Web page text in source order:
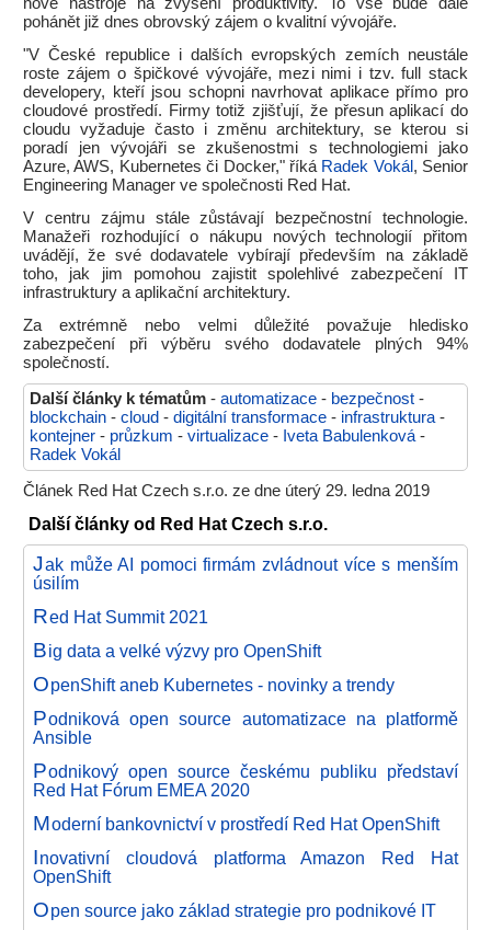
pohánět již dnes obrovský zájem o kvalitní vývojáře.
"V České republice i dalších evropských zemích neustále
roste zájem o špičkové vývojáře, mezi nimi i tzv. full stack
developery, kteří jsou schopni navrhovat aplikace přímo pro
cloudové prostředí. Firmy totiž zjišťují, že přesun aplikací do
cloudu vyžaduje často i změnu architektury, se kterou si
poradí jen vývojáři se zkušenostmi s technologiemi jako
Azure, AWS, Kubernetes či Docker," říká Radek Vokál , Senior
Engineering Manager ve společnosti Red Hat.
V centru zájmu stále zůstávají bezpečnostní technologie.
Manažeři rozhodující o nákupu nových technologií přitom
uvádějí, že své dodavatele vybírají především na základě
toho, jak jim pomohou zajistit spolehlivé zabezpečení IT
infrastruktury a aplikační architektury.
Za extrémně nebo velmi důležité považuje hledisko
zabezpečení při výběru svého dodavatele plných 94%
společností.
Další články k tématům - automatizace - bezpečnost -
blockchain - cloud - digitální transformace - infrastruktura -
kontejner - průzkum - virtualizace - Iveta Babulenková -
Radek Vokál
Článek Red Hat Czech s.r.o. ze dne úterý 29. ledna 2019
Další články od Red Hat Czech s.r.o.
Jak může AI pomoci firmám zvládnout více s menším
úsilím
Red Hat Summit 2021
Big data a velké výzvy pro OpenShift
OpenShift aneb Kubernetes - novinky a trendy
Podniková open source automatizace na platformě
Ansible
Podnikový open source českému publiku představí
Red Hat Fórum EMEA 2020
Moderní bankovnictví v prostředí Red Hat OpenShift
Inovativní cloudová platforma Amazon Red Hat
OpenShift
Open source jako základ strategie pro podnikové IT